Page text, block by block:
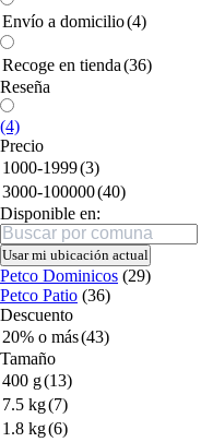
Envío a domicilio(4)
Recoge en tienda(36)
Reseña
(4)
Precio
1000-1999(3)
3000-100000(40)
Disponible en:
Buscar
Usar mi ubicación actual
Petco Dominicos (29)
Petco Patio (36)
Descuento
20% o más(43)
Tamaño
400 g(13)
7.5 kg(7)
1.8 kg(6)